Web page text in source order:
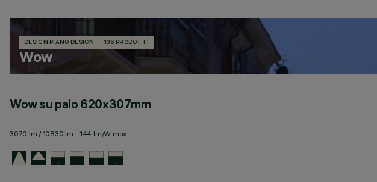
DESIGN PIANO DESIGN 136 PRODOTTI
Wow
Wow su palo 620x307mm
3070 lm / 10830 lm - 144 lm/W max